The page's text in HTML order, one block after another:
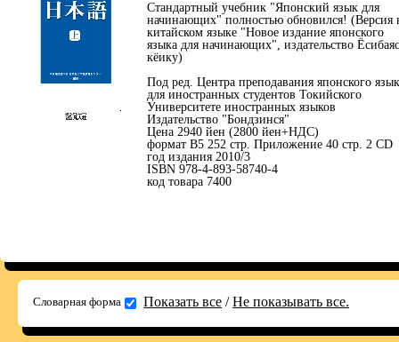
Стандартный учебник "Японский язык для
начинающих" полностью обновился! (Версия
китайском языке "Новое издание японского
языка для начинающих", издательство
кёику)
Под ред. Центра преподавания японского
для иностранных студентов Токийского
Университете иностранных языков
Издательство "Бондзинся"
Цена 2940 йен (2800 йен+НДС)
формат В5 252 стр. Приложение 40 стр. 2 СD
год издания 2010/3
ISBN 978-4-893-58740-4
код товара 7400
Словарная форма Показать все /Не показывать все.